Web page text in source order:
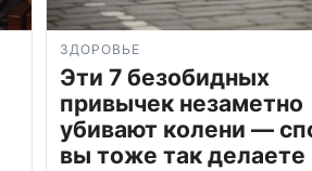
ЗДОРОВЬЕ
Эти 7 безобидных
привычек незаметно
убивают колени —
вы тоже так делаете